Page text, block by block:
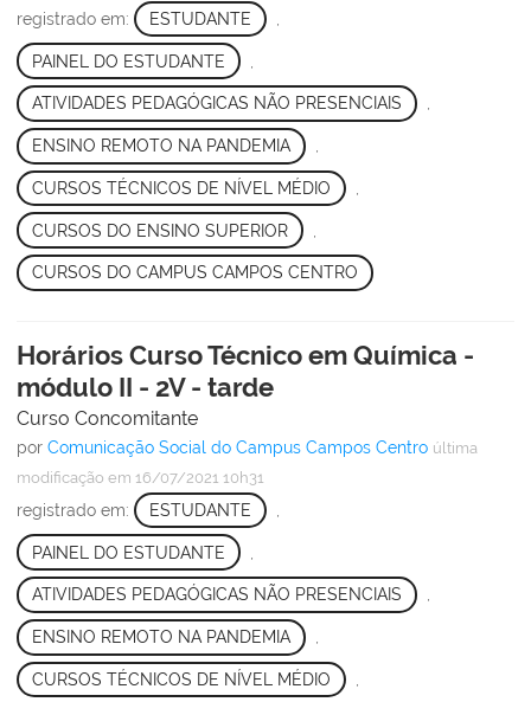
registrado em: ESTUDANTE
PAINEL DO ESTUDANTE
ATIVIDADES PEDAGÓGICAS NÃO PRESENCIAIS ,
ENSINO REMOTO NA PANDEMIA
CURSOS TÉCNICOS DE NÍVEL MÉDIO
CURSOS DO ENSINO SUPERIOR
CURSOS DO CAMPUS CAMPOS CENTRO
Horários Curso Técnico em Química -
módulo II - 2V - tarde
Curso Concomitante
por Comunicação Social do Campus Campos Centro última
modificação em 16/07/2021 10h31
registrado em: ESTUDANTE
PAINEL DO ESTUDANTE
ATIVIDADES PEDAGÓGICAS NÃO PRESENCIAIS ,
ENSINO REMOTO NA PANDEMIA
CURSOS TÉCNICOS DE NÍVEL MÉDIO